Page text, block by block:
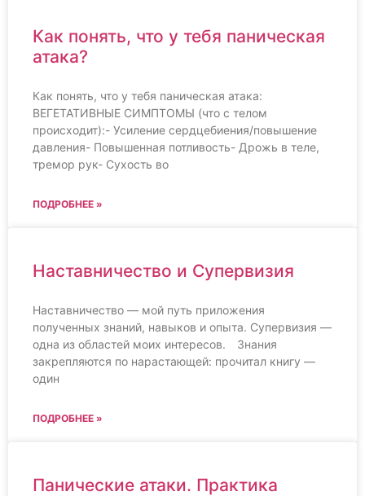
Как понять, что у тебя паническая
атака?
Как понять, что у тебя паническая атака:
ВЕГЕТАТИВНЫЕ СИМПТОМЫ (что с телом
происходит):- Усиление сердцебиения/повышение
давления- Повышенная потливость- Дрожь в теле,
тремор рук- Сухость во
ПОДРОБНЕЕ »
Наставничество и Супервизия
Наставничество — мой путь приложения
полученных знаний, навыков и опыта. Супервизия —
одна из областей моих интересов.⠀ Знания
закрепляются по нарастающей: прочитал книгу —
один
ПОДРОБНЕЕ »
Панические атаки. Практика